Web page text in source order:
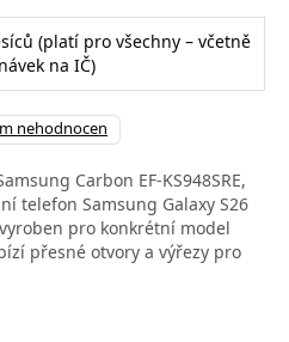
(platí pro všechny – včetně
na IČ)
nehodnocen
Carbon EF-KS948SRE,
telefon Samsung Galaxy S26
pro konkrétní model
přesné otvory a výřezy pro